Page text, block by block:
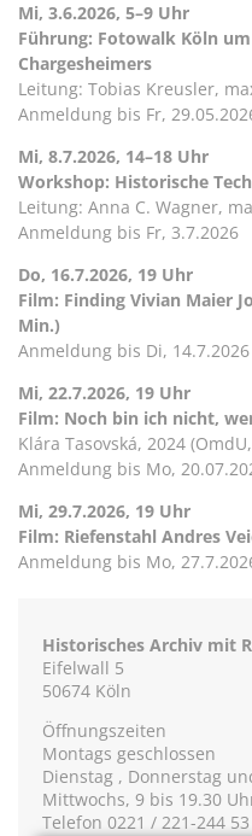
Mi, 3.6.2026, 5–9 Uhr
Führung: Fotowalk Köln
Chargesheimers
Leitung: Tobias Kreusler,
Anmeldung bis Fr,
Mi, 8.7.2026, 14–18 Uhr
Workshop: Historische
Leitung: Anna C. Wagner,
Anmeldung bis Fr, 3.7.2026
Do, 16.7.2026, 19 Uhr
Film: Finding Vivian Maier
Min.)
Anmeldung bis Di, 14.7.2026
Mi, 22.7.2026, 19 Uhr
Film: Noch bin ich nicht,
Klára Tasovská, 2024
Anmeldung bis Mo,
Mi, 29.7.2026, 19 Uhr
Film: Riefenstahl Andres
Anmeldung bis Mo,
Historisches Archiv mit
Eifelwall 5
50674 Köln
Öffnungszeiten
Montags geschlossen
Dienstag , Donnerstag
Mittwochs, 9 bis 19.30
Telefon 0221 / 221-244 53